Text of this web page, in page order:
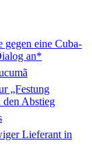
gegen eine Cuba-
an*
„Festung
Abstieg
Lieferant in